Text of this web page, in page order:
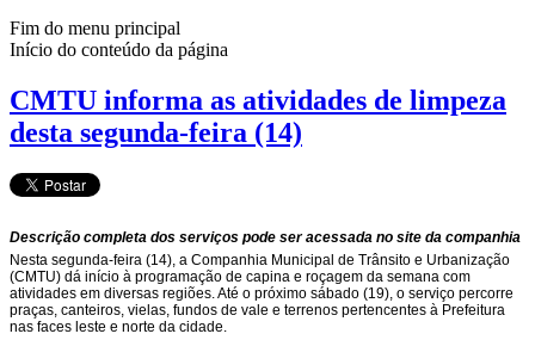
Fim do menu principal
Início do conteúdo da página
CMTU informa as atividades de limpeza
desta segunda-feira (14)
Descrição completa dos serviços pode ser acessada no site da companhia
Nesta segunda-feira (14), a Companhia Municipal de Trânsito e Urbanização
(CMTU) dá início à programação de capina e roçagem da semana com
atividades em diversas regiões. Até o próximo sábado (19), o serviço percorre
praças, canteiros, vielas, fundos de vale e terrenos pertencentes à Prefeitura
nas faces leste e norte da cidade.